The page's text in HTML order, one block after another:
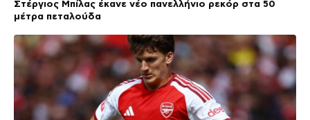
Στέργιος Μπίλας έκανε νέο πανελλήνιο ρεκόρ στα 50
μέτρα πεταλούδα